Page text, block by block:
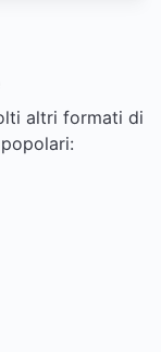
altri formati di